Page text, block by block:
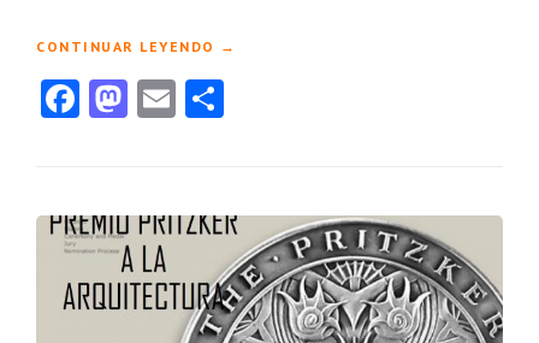
N
T
O
D
O
S
CONTINUAR LEYENDO
U
O
S
Q
U
E
R
→
Facebook
Mastodon
Email